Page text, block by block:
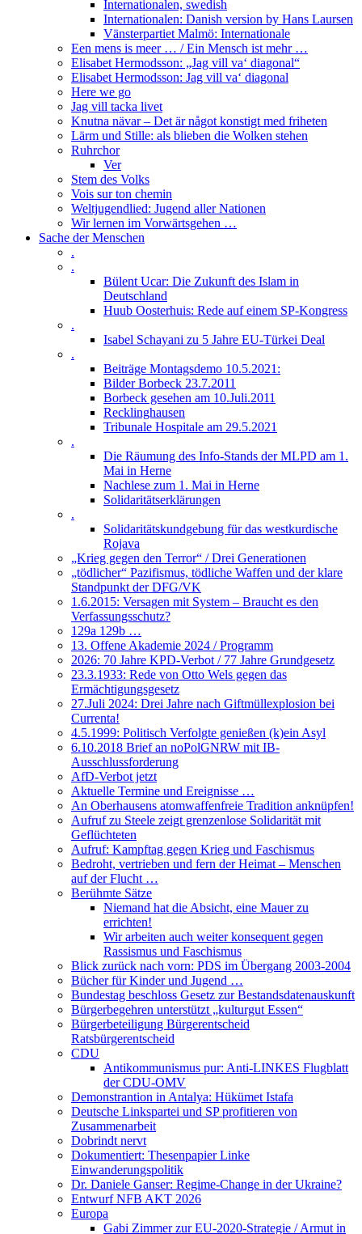
Internationalen, swedish
Internationalen: Danish version by Hans Laursen
Vänsterpartiet Malmö: Internationale
Een mens is meer … / Ein Mensch ist mehr …
Elisabet Hermodsson: „Jag vill va‘ diagonal“
Elisabet Hermodsson: Jag vill va‘ diagonal
Here we go
Jag vill tacka livet
Knutna nävar – Det är något konstigt med friheten
Lärm und Stille: als blieben die Wolken stehen
Ruhrchor
Ver
Stem des Volks
Vois sur ton chemin
Weltjugendlied: Jugend aller Nationen
Wir lernen im Vorwärtsgehen …
Sache der Menschen
.
.
Bülent Ucar: Die Zukunft des Islam in
Deutschland
Huub Oosterhuis: Rede auf einem SP-Kongress
.
Isabel Schayani zu 5 Jahre EU-Türkei Deal
.
Beiträge Montagsdemo 10.5.2021:
Bilder Borbeck 23.7.2011
Borbeck gesehen am 10.Juli.2011
Recklinghausen
Tribunale Hospitale am 29.5.2021
.
Die Räumung des Info-Stands der MLPD am 1.
Mai in Herne
Nachlese zum 1. Mai in Herne
Solidaritätserklärungen
.
Solidaritätskundgebung für das westkurdische
Rojava
„Krieg gegen den Terror“ / Drei Generationen
„tödlicher“ Pazifismus, tödliche Waffen und der klare
Standpunkt der DFG/VK
1.6.2015: Versagen mit System – Braucht es den
Verfassungsschutz?
129a 129b …
13. Offene Akademie 2024 / Programm
2026: 70 Jahre KPD-Verbot / 77 Jahre Grundgesetz
23.3.1933: Rede von Otto Wels gegen das
Ermächtigungsgesetz
27.Juli 2024: Drei Jahre nach Giftmüllexplosion bei
Currenta!
4.5.1999: Politisch Verfolgte genießen (k)ein Asyl
6.10.2018 Brief an noPolGNRW mit IB-
Ausschlussforderung
AfD-Verbot jetzt
Aktuelle Termine und Ereignisse …
An Oberhausens atomwaffenfreie Tradition anknüpfen!
Aufruf zu Steele zeigt grenzenlose Solidarität mit
Geflüchteten
Aufruf: Kampftag gegen Krieg und Faschismus
Bedroht, vertrieben und fern der Heimat – Menschen
auf der Flucht …
Berühmte Sätze
Niemand hat die Absicht, eine Mauer zu
errichten!
Wir arbeiten auch weiter konsequent gegen
Rassismus und Faschismus
Blick zurück nach vorn: PDS im Übergang 2003-2004
Bücher für Kinder und Jugend …
Bundestag beschloss Gesetz zur Bestandsdatenauskunft
Bürgerbegehren unterstützt „kulturgut Essen“
Bürgerbeteiligung Bürgerentscheid
Ratsbürgerentscheid
CDU
Antikommunismus pur: Anti-LINKES Flugblatt
der CDU-OMV
Demonstrantion in Antalya: Hükümet Istafa
Deutsche Linkspartei und SP profitieren von
Zusammenarbeit
Dobrindt nervt
Dokumentiert: Thesenpapier Linke
Einwanderungspolitik
Dr. Daniele Ganser: Regime-Change in der Ukraine?
Entwurf NFB AKT 2026
Europa
Gabi Zimmer zur EU-2020-Strategie / Armut in